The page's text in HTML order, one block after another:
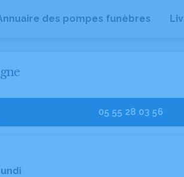
des pompes funèbres
05 55 28 03 56